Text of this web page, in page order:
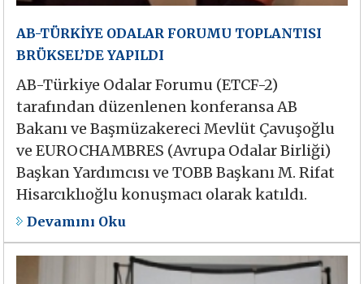
AB-TÜRKİYE ODALAR FORUMU TOPLANTISI
BRÜKSEL’DE YAPILDI
AB-Türkiye Odalar Forumu (ETCF-2)
tarafından düzenlenen konferansa AB
Bakanı ve Başmüzakereci Mevlüt Çavuşoğlu
ve EUROCHAMBRES (Avrupa Odalar Birliği)
Başkan Yardımcısı ve TOBB Başkanı M. Rifat
Hisarcıklıoğlu konuşmacı olarak katıldı.
Devamını Oku